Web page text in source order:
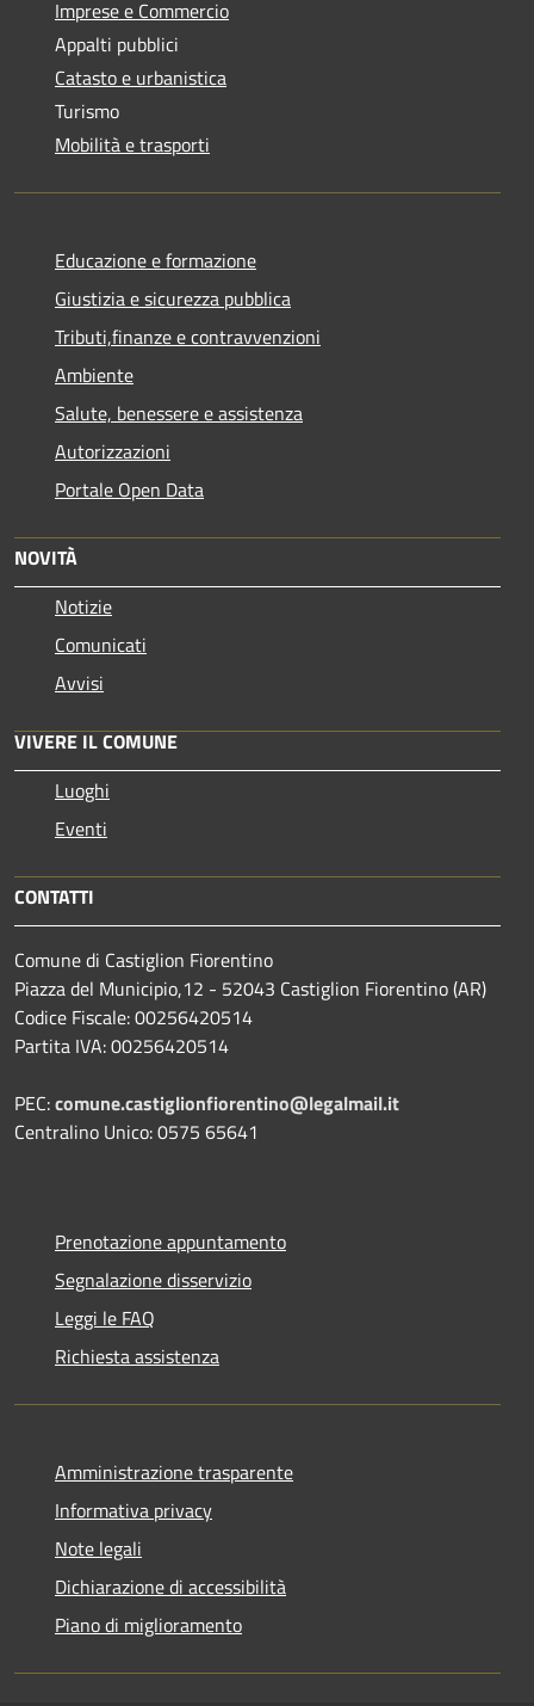
Imprese e Commercio
Appalti pubblici
Catasto e urbanistica
Turismo
Mobilità e trasporti
Educazione e formazione
Giustizia e sicurezza pubblica
Tributi,finanze e contravvenzioni
Ambiente
Salute, benessere e assistenza
Autorizzazioni
Portale Open Data
NOVITÀ
Notizie
Comunicati
Avvisi
VIVERE IL COMUNE
Luoghi
Eventi
CONTATTI
Comune di Castiglion Fiorentino
Piazza del Municipio,12 - 52043 Castiglion Fiorentino (AR)
Codice Fiscale: 00256420514
Partita IVA: 00256420514
PEC:comune.castiglionfiorentino@legalmail.it
Centralino Unico: 0575 65641
Prenotazione appuntamento
Segnalazione disservizio
Leggi le FAQ
Richiesta assistenza
Amministrazione trasparente
Informativa privacy
Note legali
Dichiarazione di accessibilità
Piano di miglioramento